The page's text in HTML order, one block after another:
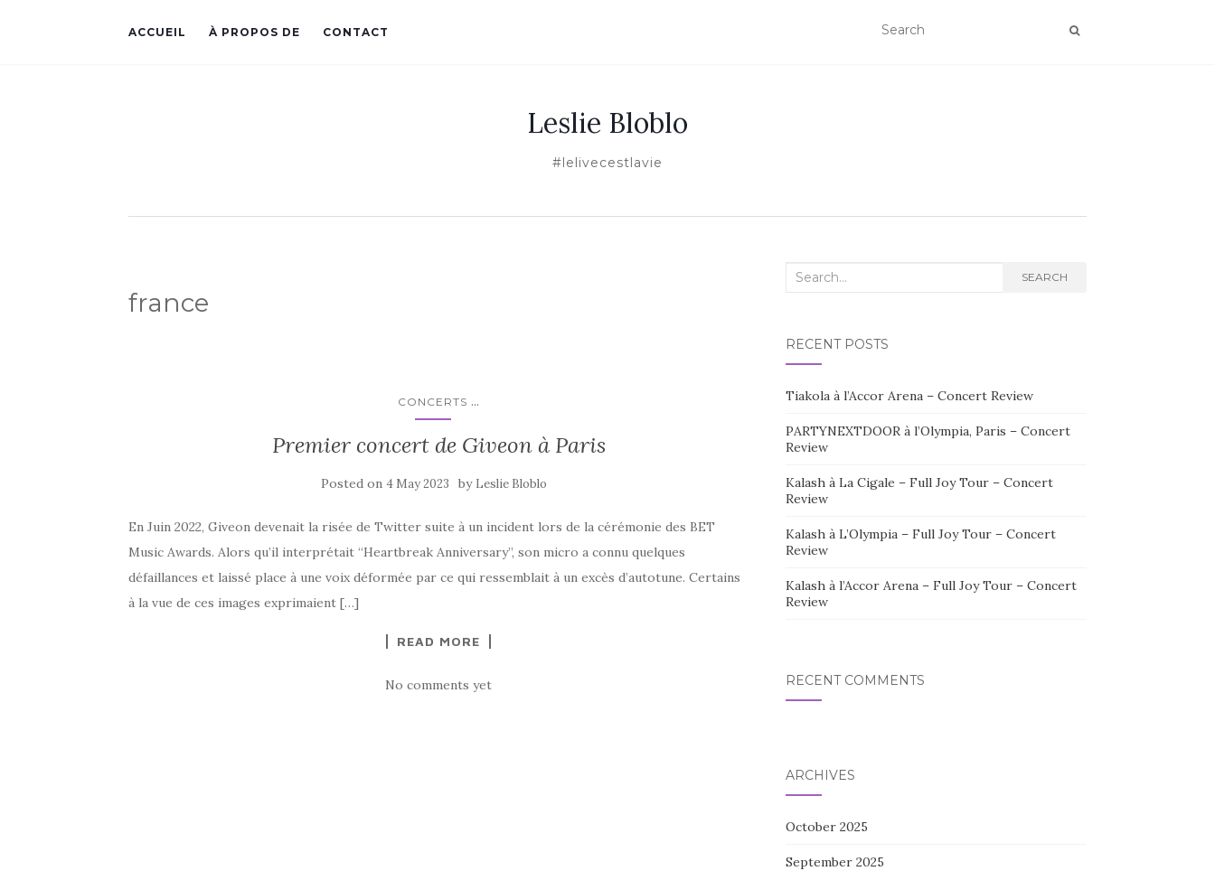
ACCUEIL À PROPOS DE CONTACT
Leslie Bloblo
#lelivecestlavie
france
CONCERTS ...
Premier concert de Giveon à Paris
Posted on4 May 2023 by Leslie Bloblo
En Juin 2022, Giveon devenait la risée de Twitter suite à un incident lors de la cérémonie des BET
Music Awards. Alors qu’il interprétait “Heartbreak Anniversary”, son micro a connu quelques
défaillances et laissé place à une voix déformée par ce qui ressemblait à un excès d’autotune. Certains
à la vue de ces images exprimaient […]
READ MORE
No comments yet
Search
SEARCH
RECENT POSTS
Tiakola à l’Accor Arena – Concert Review
PARTYNEXTDOOR à l’Olympia, Paris – Concert
Review
Kalash à La Cigale – Full Joy Tour – Concert
Review
Kalash à L’Olympia – Full Joy Tour – Concert
Review
Kalash à l’Accor Arena – Full Joy Tour – Concert
Review
RECENT COMMENTS
ARCHIVES
October 2025
September 2025